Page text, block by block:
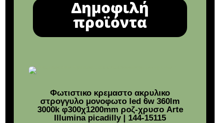
Δημοφιλή
προϊόντα
Φωτιστικο κρεμαστο ακρυλικο
στρογγυλο μονοφωτο led 6w 360lm
3000k φ300χ1200mm ροζ-χρυσο Arte
Illumina picadilly | 144-15115